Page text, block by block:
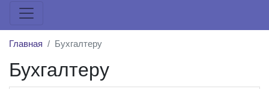
Главная Бухгалтеру
Бухгалтеру